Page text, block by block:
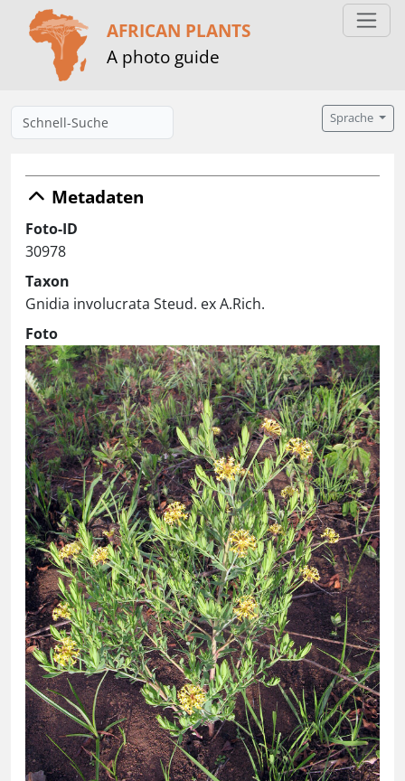
AFRICAN PLANTS
A photo guide
Sprache
Metadaten
Foto-ID
30978
Taxon
Gnidia involucrata Steud. ex A.Rich.
Foto